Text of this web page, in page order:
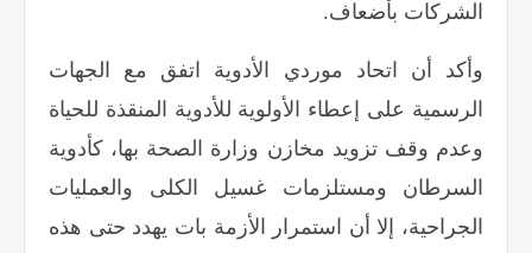
الشركات بأضعاف.
وأكد أن اتحاد موردي الأدوية اتفق مع الجهات
الرسمية على إعطاء الأولوية للأدوية المنقذة للحياة
وعدم وقف تزويد مخازن وزارة الصحة بها، كأدوية
السرطان ومستلزمات غسيل الكلى والعمليات
الجراحية، إلا أن استمرار الأزمة بات يهدد حتى هذه